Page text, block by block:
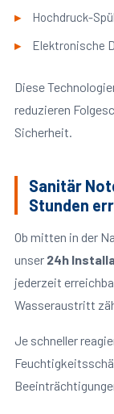
Hochdruck-
Elektronische
Diese
reduzieren
Sicherheit.
Sanitär
Stunden
Ob mitten in der
unser 24h
jederzeit
Wasseraustritt
Je schneller